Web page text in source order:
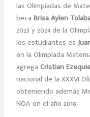
las Olimpíadas de
becaBrisa Aylen
2023 y 2024 de la
los estudiantes es
en la Olimpíada
agregaCristian
nacional de la XXXVI
obteniendo además
NOA en el año 2018.